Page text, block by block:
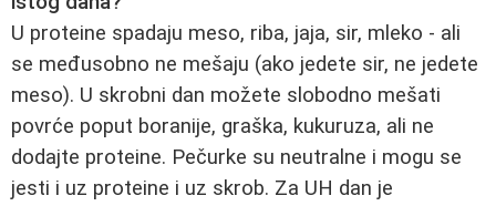
U proteine spadaju meso, riba, jaja, sir, mleko - ali
se međusobno ne mešaju (ako jedete sir, ne jedete
meso). U skrobni dan možete slobodno mešati
povrće poput boranije, graška, kukuruza, ali ne
dodajte proteine. Pečurke su neutralne i mogu se
jesti i uz proteine i uz skrob. Za UH dan je